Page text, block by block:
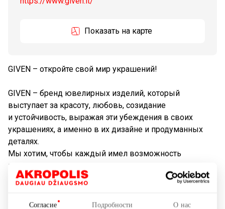
Согласие Подробности О нас
Показать на карте
GIVEN – откройте свой мир украшений!
GIVEN – бренд ювелирных изделий, который
выступает за красоту, любовь, созидание
и устойчивость, выражая эти убеждения в своих
украшениях, а именно в их дизайне и продуманных
деталях.
Мы хотим, чтобы каждый имел возможность
подчеркнуть свою индивидуальность
выразительными, высококачественными и в то же
открыты для всех, кто их ценит и желает обнаружить